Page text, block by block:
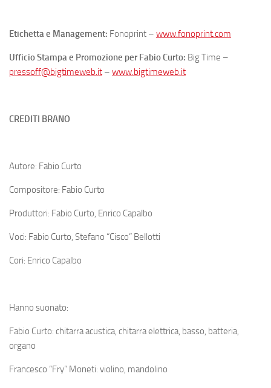
Etichetta e Management: Fonoprint – www.fonoprint.com
Ufficio Stampa e Promozione per Fabio Curto: Big Time –
pressoff@bigtimeweb.it – www.bigtimeweb.it
CREDITI BRANO
Autore: Fabio Curto
Compositore: Fabio Curto
Produttori: Fabio Curto, Enrico Capalbo
Voci: Fabio Curto, Stefano “Cisco” Bellotti
Cori: Enrico Capalbo
Hanno suonato:
Fabio Curto: chitarra acustica, chitarra elettrica, basso, batteria,
organo
Francesco “Fry” Moneti: violino, mandolino